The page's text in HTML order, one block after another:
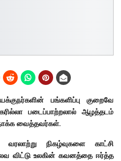
பங்களிப்பு குறைவே
படைப்பாற்றலால் ஆழத்தடம்
வைத்தவர்கள்.
நிகழ்வுகளை காட்சி
விட்டு உலகின் கவனத்தை ஈர்த்த